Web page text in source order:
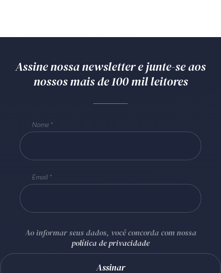
Assine nossa newsletter e junte-se aos
nossos mais de 100 mil leitores
Nome
Email
Ao informar seus dados, você concorda com nossa
política de privacidade